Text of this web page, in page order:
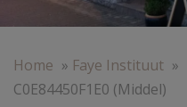
Home » Faye Instituut »
C0E84450F1E0 (Middel)